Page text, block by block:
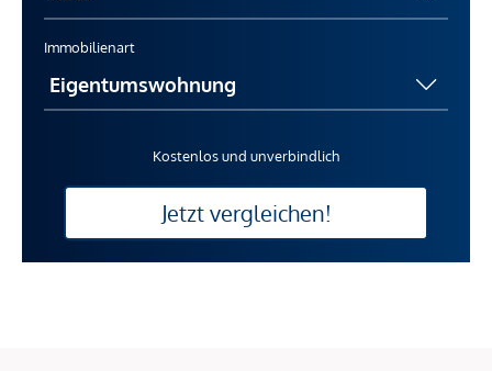
Immobilienart
Kostenlos und unverbindlich
Jetzt vergleichen!